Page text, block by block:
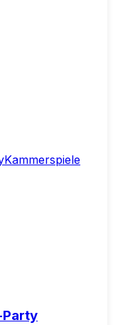
Kammerspiele
Party